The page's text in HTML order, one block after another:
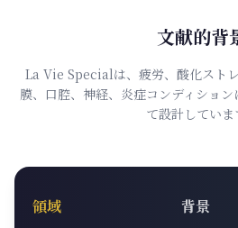
文献的背
La Vie Specialは、疲労、酸化スト
膜、口腔、神経、炎症コンディショ
て設計していま
領域 背景